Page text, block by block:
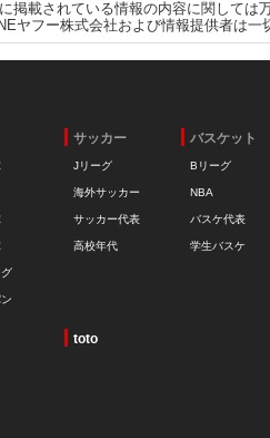
掲載されている情報の内容に関して
ヤフー株式会社および情報提供者は一
サッカー
Jリーグ
海外サッカー
サッカー代表
高校年代
バスケット
Bリーグ
NBA
バスケ代表
学生バスケ
toto